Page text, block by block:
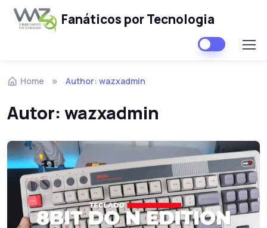
Fanáticos por Tecnologia
Home Author: wazxadmin
Autor: wazxadmin